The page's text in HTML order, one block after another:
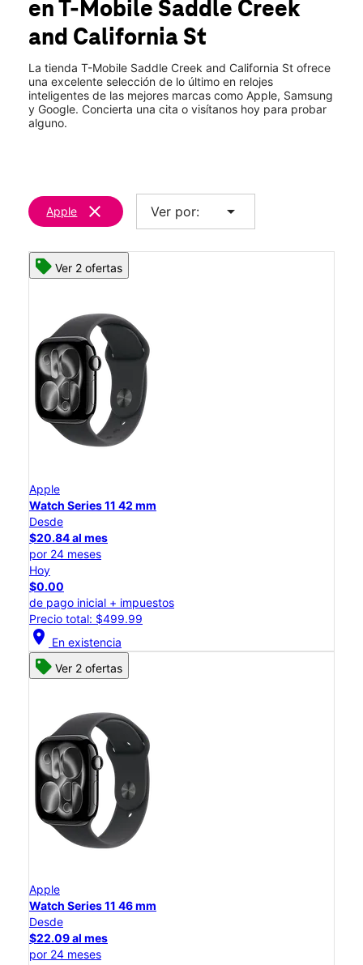
Jue.: 10:00 a.m. a 8:00 p.m.
530 N Saddle Creek Rd Omaha, NE 68131
en T-Mobile Saddle Creek
and California St
La tienda T-Mobile Saddle Creek and California St ofrece
una excelente selección de lo último en relojes
inteligentes de las mejores marcas como Apple, Samsung
y Google. Concierta una cita o visítanos hoy para probar
alguno.
Apple clear Ver por: arrow_drop_down
Ver 2 ofertas
Apple
Watch Series 11 42 mm
Desde
$20.84 al mes
por 24 meses
Hoy
$0.00
de pago inicial + impuestos
Precio total: $499.99
location_on En existencia
Ver 2 ofertas
Apple
Watch Series 11 46 mm
Desde
$22.09 al mes
por 24 meses